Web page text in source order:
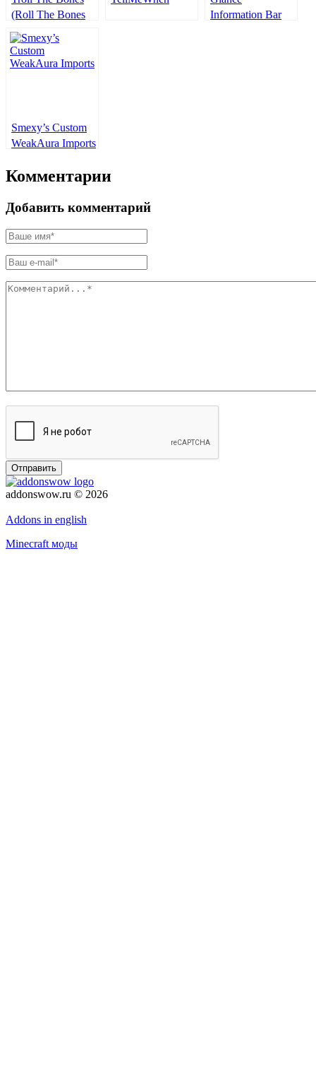
(Roll The Bones
Tracker)
Information Bar
Smexy’s Custom
WeakAura Imports
Комментарии
Добавить комментарий
Отправить
addonswow.ru © 2026
Addons in english
Minecraft моды